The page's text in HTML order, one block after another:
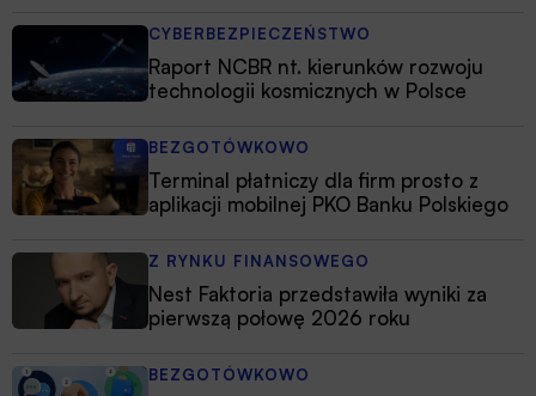
CYBERBEZPIECZEŃSTWO
Raport NCBR nt. kierunków rozwoju
technologii kosmicznych w Polsce
BEZGOTÓWKOWO
Terminal płatniczy dla firm prosto z
aplikacji mobilnej PKO Banku Polskiego
Z RYNKU FINANSOWEGO
Nest Faktoria przedstawiła wyniki za
pierwszą połowę 2026 roku
BEZGOTÓWKOWO